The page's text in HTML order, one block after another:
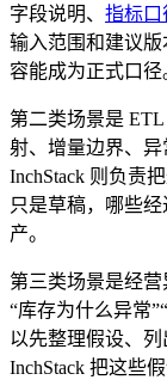
字段说明、 指标口
输入范围和建议
容能成为正式口径
第二类场景是
射、增量边界、异
InchStack 则负责
只是草稿，哪些
产。
第三类场景是经
“库存为什么异常
以先整理假设、列
InchStack 把这些